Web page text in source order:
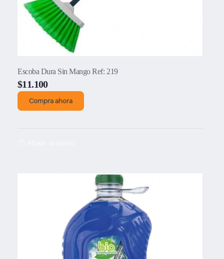
Escoba Dura Sin Mango Ref: 219
$11.100
Compra ahora